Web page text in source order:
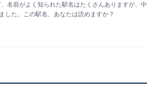
名前がよく知られた駅名はたくさんありますが、中
した。この駅名、あなたは読めますか？